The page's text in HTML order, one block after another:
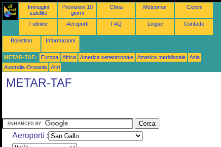
Immagini
satellite
Previsioni 10
giorni
Clima Meteomar Cicloni
Fulmine Aeroporti FAQ Lingue Contatto
Bollettino Informazioni
METAR-TAF: Europa Africa America settentrionale America meridionale
Asia
Australia-Oceania
Altri
METAR-TAF
Aeroporti :